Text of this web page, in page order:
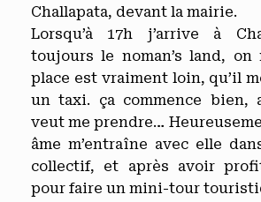
Challapata, devant la mairie.
Lorsqu’à 17h j’arrive à
toujours le noman’s land,
place est vraiment loin, qu’il
un taxi. ça commence bien,
veut me prendre…
âme m’entraîne avec elle
collectif, et après avoir
pour faire un mini-tour